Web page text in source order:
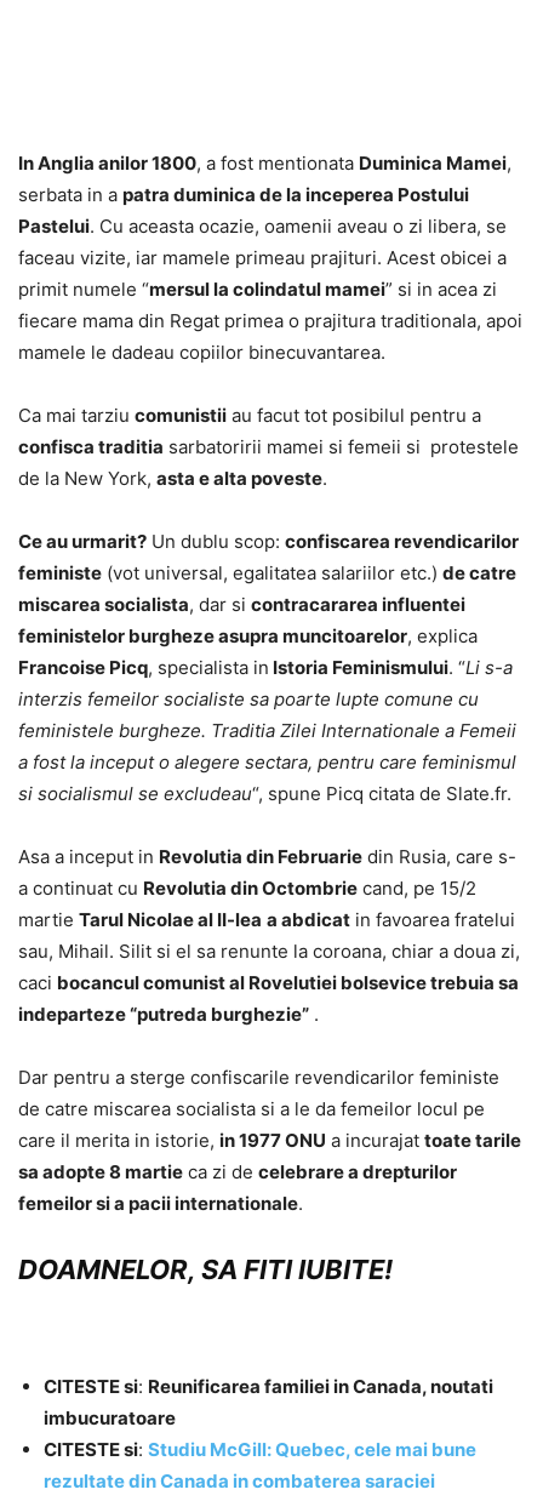
In Anglia anilor 1800, a fost mentionata Duminica Mamei,
serbata in a patra duminica de la inceperea Postului
Pastelui. Cu aceasta ocazie, oamenii aveau o zi libera, se
faceau vizite, iar mamele primeau prajituri. Acest obicei a
primit numele “mersul la colindatul mamei” si in acea zi
fiecare mama din Regat primea o prajitura traditionala, apoi
mamele le dadeau copiilor binecuvantarea.
Ca mai tarziu comunistii au facut tot posibilul pentru a
confisca traditia sarbatoririi mamei si femeii si protestele
de la New York, asta e alta poveste.
Ce au urmarit? Un dublu scop: confiscarea revendicarilor
feministe (vot universal, egalitatea salariilor etc.) de catre
miscarea socialista, dar si contracararea influentei
feministelor burgheze asupra muncitoarelor, explica
Francoise Picq, specialista in Istoria Feminismului. “Li s-a
interzis femeilor socialiste sa poarte lupte comune cu
feministele burgheze. Traditia Zilei Internationale a Femeii
a fost la inceput o alegere sectara, pentru care feminismul
si socialismul se excludeau“, spune Picq citata de Slate.fr.
Asa a inceput in Revolutia din Februarie din Rusia, care s-
a continuat cu Revolutia din Octombrie cand, pe 15/2
martie Tarul Nicolae al II-lea a abdicat in favoarea fratelui
sau, Mihail. Silit si el sa renunte la coroana, chiar a doua zi,
caci bocancul comunist al Rovelutiei bolsevice trebuia sa
indeparteze “putreda burghezie” .
Dar pentru a sterge confiscarile revendicarilor feministe
de catre miscarea socialista si a le da femeilor locul pe
care il merita in istorie, in 1977 ONU a incurajat toate tarile
sa adopte 8 martie ca zi de celebrare a drepturilor
femeilor si a pacii internationale.
DOAMNELOR, SA FITI IUBITE!
CITESTE si: Reunificarea familiei in Canada, noutati
imbucuratoare
CITESTE si: Studiu McGill: Quebec, cele mai bune
rezultate din Canada in combaterea saraciei